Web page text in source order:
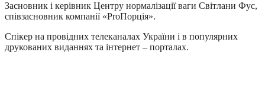
Засновник і керівник Центру нормалізації ваги Світлани Фус,
співзасновник компанії «ProПорція».
Спікер на провідних телеканалах України і в популярних
друкованих виданнях та інтернет – порталах.